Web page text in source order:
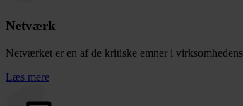
Netværk
Netværket er en af de kritiske emner i
Læs mere